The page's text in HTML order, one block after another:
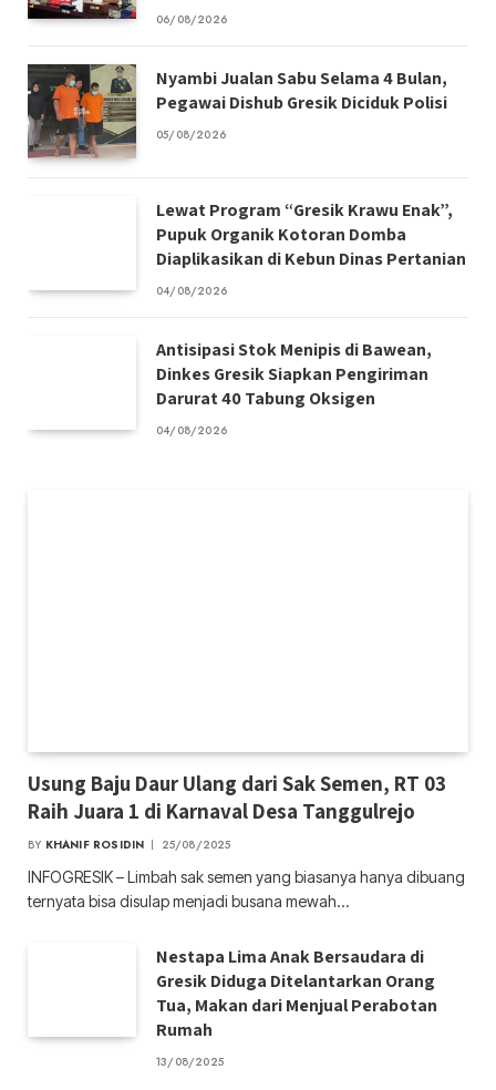
06/08/2026
Nyambi Jualan Sabu Selama 4 Bulan,
Pegawai Dishub Gresik Diciduk Polisi
05/08/2026
Lewat Program “Gresik Krawu Enak”,
Pupuk Organik Kotoran Domba
Diaplikasikan di Kebun Dinas Pertanian
04/08/2026
Antisipasi Stok Menipis di Bawean,
Dinkes Gresik Siapkan Pengiriman
Darurat 40 Tabung Oksigen
04/08/2026
Usung Baju Daur Ulang dari Sak Semen, RT 03
Raih Juara 1 di Karnaval Desa Tanggulrejo
BY KHANIF ROSIDIN 25/08/2025
INFOGRESIK – Limbah sak semen yang biasanya hanya dibuang
ternyata bisa disulap menjadi busana mewah…
Nestapa Lima Anak Bersaudara di
Gresik Diduga Ditelantarkan Orang
Tua, Makan dari Menjual Perabotan
Rumah
13/08/2025